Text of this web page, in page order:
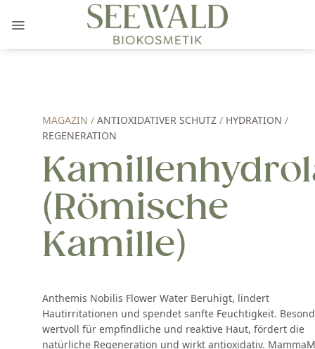
Inhalt
MAGAZIN / ANTIOXIDATIVER SCHUTZ / HYDRATION /
REGENERATION
(Römische
Kamille)
Anthemis Nobilis Flower Water Beruhigt, lindert
Hautirritationen und spendet sanfte Feuchtigkeit.
wertvoll für empfindliche und reaktive Haut, fördert die
natürliche Regeneration und wirkt antioxidativ.